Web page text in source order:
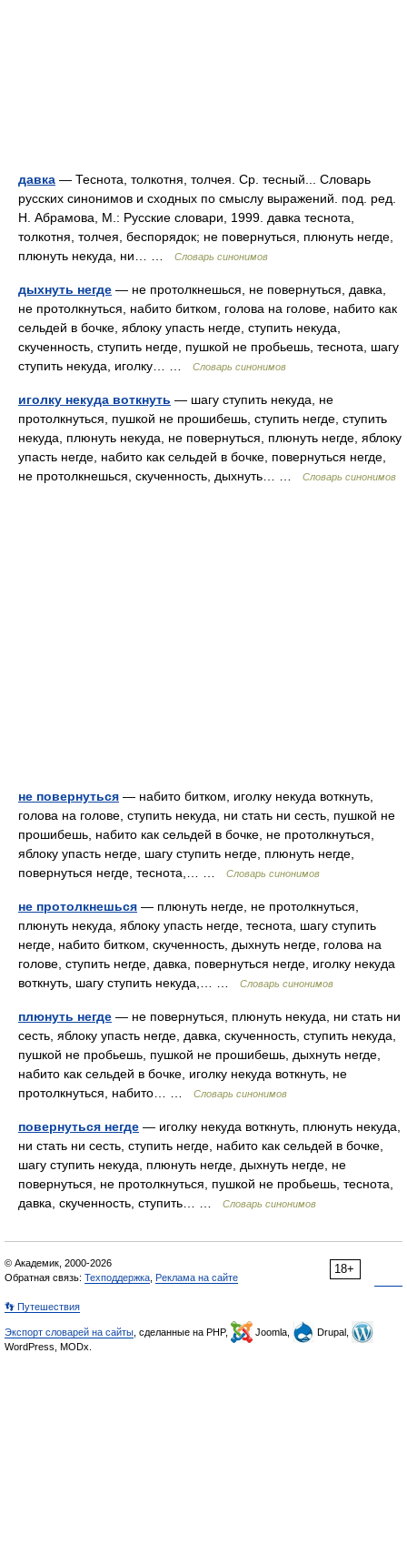
давка — Теснота, толкотня, толчея. Ср. тесный... Словарь
русских синонимов и сходных по смыслу выражений. под. ред.
Н. Абрамова, М.: Русские словари, 1999. давка теснота,
толкотня, толчея, беспорядок; не повернуться, плюнуть негде,
плюнуть некуда, ни… …
Словарь синонимов
дыхнуть негде — не протолкнешься, не повернуться, давка,
не протолкнуться, набито битком, голова на голове, набито как
сельдей в бочке, яблоку упасть негде, ступить некуда,
скученность, ступить негде, пушкой не пробьешь, теснота, шагу
ступить некуда, иголку… …
Словарь синонимов
иголку некуда воткнуть — шагу ступить некуда, не
протолкнуться, пушкой не прошибешь, ступить негде, ступить
некуда, плюнуть некуда, не повернуться, плюнуть негде, яблоку
упасть негде, набито как сельдей в бочке, повернуться негде,
не протолкнешься, скученность, дыхнуть… …
Словарь синонимов
не повернуться — набито битком, иголку некуда воткнуть,
голова на голове, ступить некуда, ни стать ни сесть, пушкой не
прошибешь, набито как сельдей в бочке, не протолкнуться,
яблоку упасть негде, шагу ступить негде, плюнуть негде,
повернуться негде, теснота,… …
Словарь синонимов
не протолкнешься — плюнуть негде, не протолкнуться,
плюнуть некуда, яблоку упасть негде, теснота, шагу ступить
негде, набито битком, скученность, дыхнуть негде, голова на
голове, ступить негде, давка, повернуться негде, иголку некуда
воткнуть, шагу ступить некуда,… …
Словарь синонимов
плюнуть негде — не повернуться, плюнуть некуда, ни стать ни
сесть, яблоку упасть негде, давка, скученность, ступить некуда,
пушкой не пробьешь, пушкой не прошибешь, дыхнуть негде,
набито как сельдей в бочке, иголку некуда воткнуть, не
протолкнуться, набито… …
Словарь синонимов
повернуться негде — иголку некуда воткнуть, плюнуть некуда,
ни стать ни сесть, ступить негде, набито как сельдей в бочке,
шагу ступить некуда, плюнуть негде, дыхнуть негде, не
повернуться, не протолкнуться, пушкой не пробьешь, теснота,
давка, скученность, ступить… …
Словарь синонимов
18+
© Академик, 2000-2026
Обратная связь: Техподдержка Реклама на сайте
👣 Путешествия
Экспорт словарей на сайты , сделанные на PHP, Joomla,
Drupal,
WordPress, MODx.